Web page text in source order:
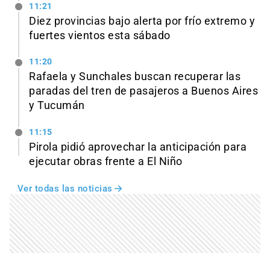
11:21
Diez provincias bajo alerta por frío extremo y
fuertes vientos esta sábado
11:20
Rafaela y Sunchales buscan recuperar las
paradas del tren de pasajeros a Buenos Aires
y Tucumán
11:15
Pirola pidió aprovechar la anticipación para
ejecutar obras frente a El Niño
Ver todas las noticias